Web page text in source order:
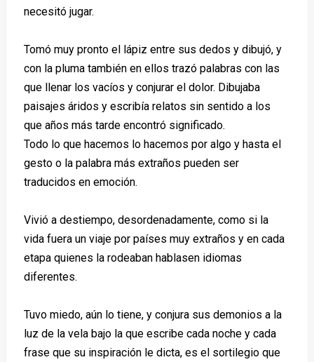
necesitó jugar.
Tomó muy pronto el lápiz entre sus dedos y dibujó, y
con la pluma también en ellos trazó palabras con las
que llenar los vacíos y conjurar el dolor. Dibujaba
paisajes áridos y escribía relatos sin sentido a los
que años más tarde encontró significado.
Todo lo que hacemos lo hacemos por algo y hasta el
gesto o la palabra más extraños pueden ser
traducidos en emoción.
Vivió a destiempo, desordenadamente, como si la
vida fuera un viaje por países muy extraños y en cada
etapa quienes la rodeaban hablasen idiomas
diferentes.
Tuvo miedo, aún lo tiene, y conjura sus demonios a la
luz de la vela bajo la que escribe cada noche y cada
frase que su inspiración le dicta, es el sortilegio que